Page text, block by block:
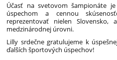
Účasť na svetovom šampionáte
úspechom a cennou
reprezentovať nielen
medzinárodnej úrovni.
Lilly srdečne gratulujeme k
ďalších športových úspechov!